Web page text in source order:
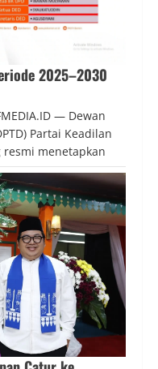
2025–2030
— Dewan
Partai Keadilan
resmi menetapkan